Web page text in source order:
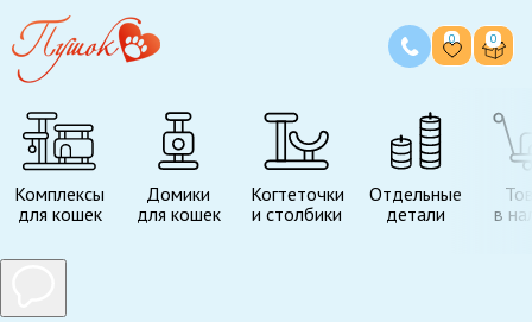
0 0
Комплексы
для кошек
Домики
для кошек
Когтеточки
и столбики
Отдельные
детали
в